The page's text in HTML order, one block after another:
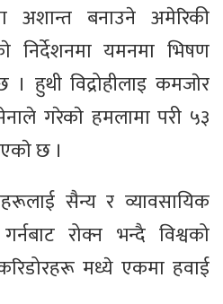
अशान्त बनाउने अमेरिकी
निर्देशनमा यमनमा भिषण
हुथी विद्रोहीलाइ कमजाेर
गरेकाे हमलामा परी ५३
छ ।
सैन्य र व्यावसायिक
रोक्न भन्दै विश्वको
मध्ये एकमा हवाई